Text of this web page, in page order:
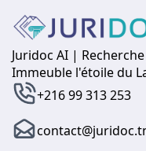
Juridoc AI |
Immeuble l'étoile du
+216 99 313 253